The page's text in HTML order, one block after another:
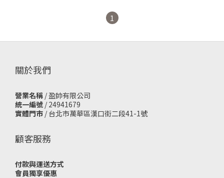
1
關於我們
營業名稱 / 盈帥有限公司
統一編號 / 24941679
實體門市 / 台北市萬華區漢口街二段41-1號
顧客服務
付款與運送方式
會員獨享優惠